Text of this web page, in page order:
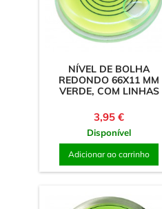
NÍVEL DE BOLHA
REDONDO 66X11 MM
VERDE, COM LINHAS
Preço
3,95 €
Disponível
Adicionar ao carrinho